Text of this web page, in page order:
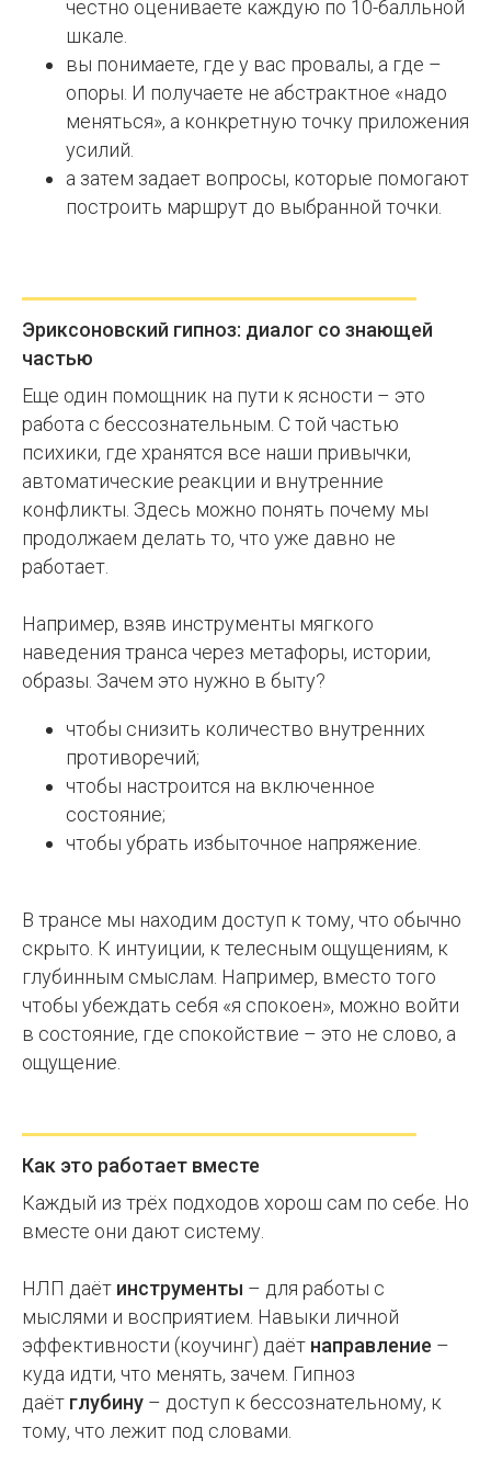
честно оцениваете каждую по 10-балльной
шкале.
вы понимаете, где у вас провалы, а где –
опоры. И получаете не абстрактное «надо
меняться», а конкретную точку приложения
усилий.
а затем задает вопросы, которые помогают
построить маршрут до выбранной точки.
Эриксоновский гипноз: диалог со знающей
частью
Еще один помощник на пути к ясности – это
работа с бессознательным. С той частью
психики, где хранятся все наши привычки,
автоматические реакции и внутренние
конфликты. Здесь можно понять почему мы
продолжаем делать то, что уже давно не
работает.
Например, взяв инструменты мягкого
наведения транса через метафоры, истории,
образы. Зачем это нужно в быту?
чтобы снизить количество внутренних
противоречий;
чтобы настроится на включенное
состояние;
чтобы убрать избыточное напряжение.
В трансе мы находим доступ к тому, что обычно
скрыто. К интуиции, к телесным ощущениям, к
глубинным смыслам. Например, вместо того
чтобы убеждать себя «я спокоен», можно войти
в состояние, где спокойствие – это не слово, а
ощущение.
Как это работает вместе
Каждый из трёх подходов хорош сам по себе. Но
вместе они дают систему.
НЛП даёт инструменты – для работы с
мыслями и восприятием. Навыки личной
эффективности (коучинг) даёт направление –
куда идти, что менять, зачем. Гипноз
даёт глубину – доступ к бессознательному, к
тому, что лежит под словами.